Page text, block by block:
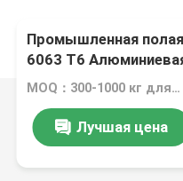
Промышленная
6063 T6
MOQ：300-1000 кг для разных продуктов
Лучшая цена